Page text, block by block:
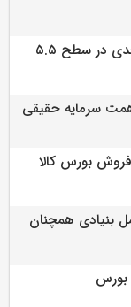
بورس تهران با رشد ۱۱۲ هزار واحدی در سطح ۵.۵
فروش بورس کالا
بنیادی همچنان